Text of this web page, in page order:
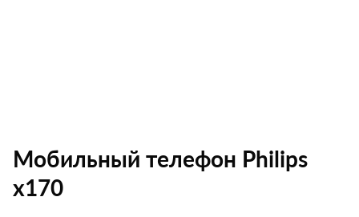
Мобильный телефон Philips
х170